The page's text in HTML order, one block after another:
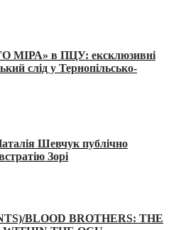
в ПЦУ: ексклюзивні
слід у Тернопільсько-
Шевчук публічно
Зорі
BLOOD BROTHERS: THE